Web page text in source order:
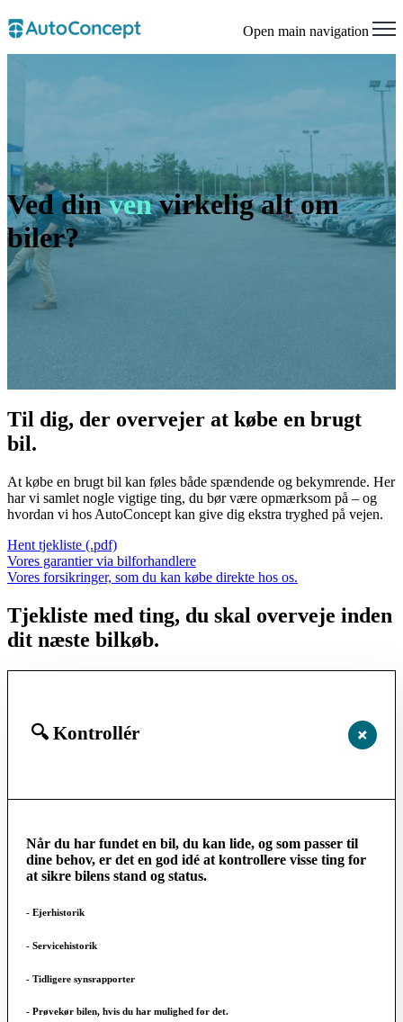
Open main navigation
Ved dinvenvirkelig alt om
biler?
Til dig, der overvejer at købe en brugt
bil.
At købe en brugt bil kan føles både spændende og bekymrende. Her
har vi samlet nogle vigtige ting, du bør være opmærksom på – og
hvordan vi hos AutoConcept kan give dig ekstra tryghed på vejen.
Hent tjekliste (.pdf)
Vores garantier via bilforhandlere
Vores forsikringer, som du kan købe direkte hos os.
Tjekliste med ting, du skal overveje inden
dit næste bilkøb.
🔍 Kontrollér
Når du har fundet en bil, du kan lide, og som passer til
dine behov, er det en god idé at kontrollere visse ting for
at sikre bilens stand og status.
- Ejerhistorik
- Servicehistorik
- Tidligere synsrapporter
- Prøvekør bilen, hvis du har mulighed for det.